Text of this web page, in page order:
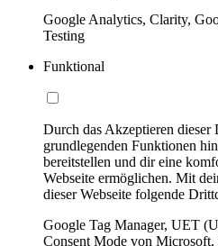
Google Analytics, Clarity,
Testing
Funktional
Durch das Akzeptieren
grundlegenden Funktionen
bereitstellen und dir eine
Webseite ermöglichen. Mit
dieser Webseite folgende
Google Tag Manager, UET
Consent Mode von